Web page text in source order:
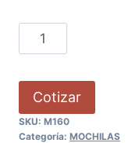
Cotizar
SKU: M160
Categoría: MOCHILAS